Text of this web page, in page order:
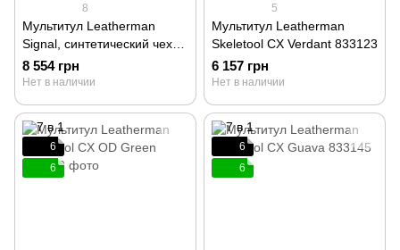
8
Мультитул Leatherman
Signal, синтетический чехол
832265
8 554 грн
Нет в наличии
5
Мультитул Leatherman
Skeletool CX Verdant 833123
6 157 грн
Нет в наличии
6
6
6
6